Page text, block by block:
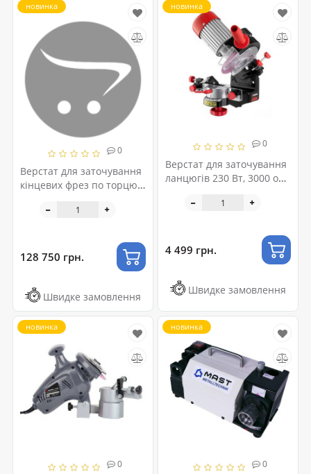
0
Верстат для заточування
кінцевих фрез по торцю і
новинка
128 750 грн.
Швидке замовлення
0
Верстат для заточування
ланцюгів 230 Вт, 3000 об/
INTERTOOL WT-0830
новинка
4 499 грн.
Швидке замовлення
0
новинка
0
новинка